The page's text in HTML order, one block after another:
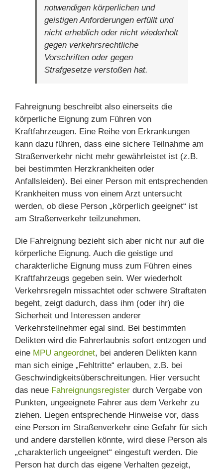
notwendigen körperlichen und
geistigen Anforderungen erfüllt und
nicht erheblich oder nicht wiederholt
gegen verkehrsrechtliche
Vorschriften oder gegen
Strafgesetze verstoßen hat.
Fahreignung beschreibt also einerseits die
körperliche Eignung zum Führen von
Kraftfahrzeugen. Eine Reihe von Erkrankungen
kann dazu führen, dass eine sichere Teilnahme am
Straßenverkehr nicht mehr gewährleistet ist (z.B.
bei bestimmten Herzkrankheiten oder
Anfallsleiden). Bei einer Person mit entsprechenden
Krankheiten muss von einem Arzt untersucht
werden, ob diese Person „körperlich geeignet“ ist
am Straßenverkehr teilzunehmen.
Die Fahreignung bezieht sich aber nicht nur auf die
körperliche Eignung. Auch die geistige und
charakterliche Eignung muss zum Führen eines
Kraftfahrzeugs gegeben sein. Wer wiederholt
Verkehrsregeln missachtet oder schwere Straftaten
begeht, zeigt dadurch, dass ihm (oder ihr) die
Sicherheit und Interessen anderer
Verkehrsteilnehmer egal sind. Bei bestimmten
Delikten wird die Fahrerlaubnis sofort entzogen und
eine MPU angeordnet, bei anderen Delikten kann
man sich einige „Fehltritte“ erlauben, z.B. bei
Geschwindigkeitsüberschreitungen. Hier versucht
das neue Fahreignungsregister durch Vergabe von
Punkten, ungeeignete Fahrer aus dem Verkehr zu
ziehen. Liegen entsprechende Hinweise vor, dass
eine Person im Straßenverkehr eine Gefahr für sich
und andere darstellen könnte, wird diese Person als
„charakterlich ungeeignet“ eingestuft werden. Die
Person hat durch das eigene Verhalten gezeigt,